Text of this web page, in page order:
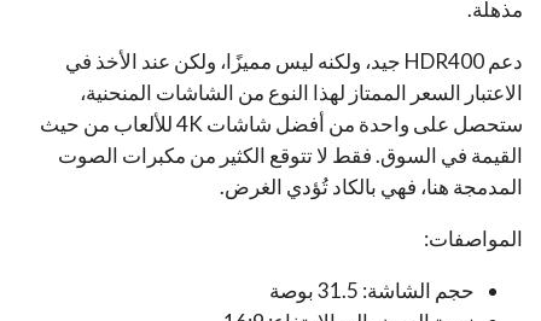
مذهلة.
دعم HDR400 جيد، ولكنه ليس مميزًا، ولكن عند الأخذ في
الاعتبار السعر الممتاز لهذا النوع من الشاشات المنحنية،
ستحصل على واحدة من أفضل شاشات 4K للألعاب من حيث
القيمة في السوق. فقط لا تتوقع الكثير من مكبرات الصوت
المدمجة هنا، فهي بالكاد تُؤدي الغرض.
المواصفات:
حجم الشاشة: 31.5 بوصة